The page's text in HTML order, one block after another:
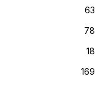
63
78
18
169